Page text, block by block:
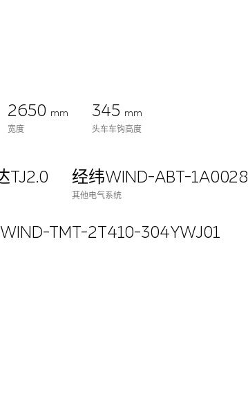
2650 mm
宽度
345 mm
头车车钩高度
TJ2.0 经纬WIND-ABT-
其他电气系统
TMT-2T410-304YWJ01